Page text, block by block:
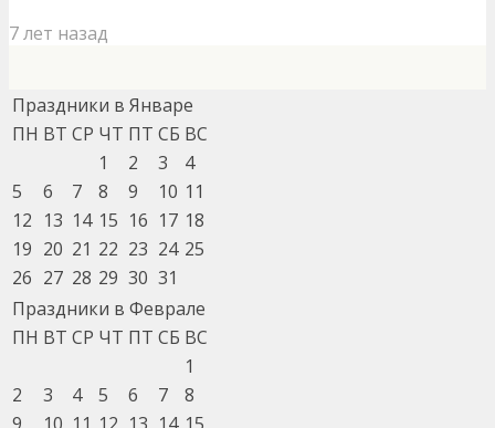
7 лет назад
Праздники в Январе
ПН ВТ СР ЧТ ПТ СБ ВС
1
2 3
4
5
6 7 8 9 10 11
12 13 14 15 16 17 18
19 20 21 22 23 24 25
26 27 28 29 30 31
Праздники в Феврале
ПН ВТ СР ЧТ ПТ СБ ВС
1
2
3 4 5 6 7
8